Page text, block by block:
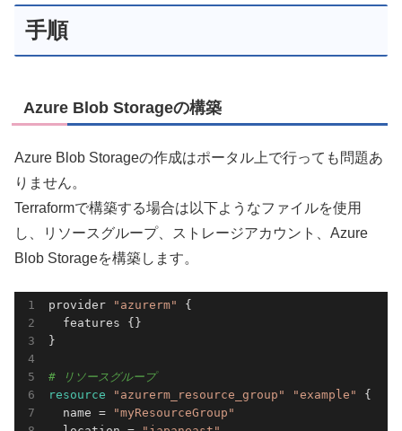
手順
Azure Blob Storageの構築
Azure Blob Storageの作成はポータル上で行っても問題あ
りません。
Terraformで構築する場合は以下ようなファイルを使用
し、リソースグループ、ストレージアカウント、Azure
Blob Storageを構築します。
provider "azurerm"
{
  features {}
}
# リソースグループ
resource
"azurerm_resource_group" "example"
{
  name =
"myResourceGroup"